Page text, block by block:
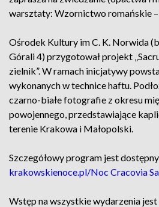
warsztaty: Wzornictwo romańskie
Ośrodek Kultury im C. K. Norwida
Górali 4) przygotował projekt
zielnik”. W ramach inicjatywy
wykonanych w technice haftu.
czarno-białe fotografie z okresu
powojennego, przedstawiające
terenie Krakowa i Małopolski.
Szczegółowy program jest
krakowskienoce.pl/Noc Cracovia
Wstęp na wszystkie wydarzenia jest